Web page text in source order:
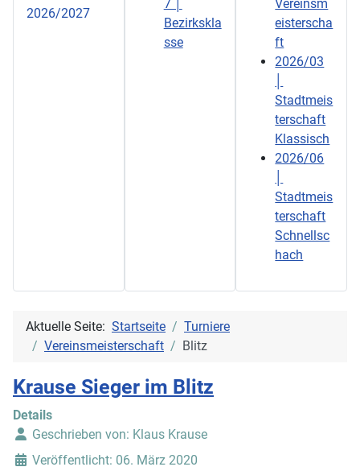
2026/2027
7 │
Bezirkskla
sse
Vereinsm
eisterscha
ft
2026/03
Stadtmeis
terschaft
Klassisch
2026/06
Stadtmeis
terschaft
Schnellsc
hach
Aktuelle Seite: Startseite
Turniere
Vereinsmeisterschaft
Blitz
Krause Sieger im Blitz
Details
Geschrieben von: Klaus Krause
Veröffentlicht: 06. März 2020